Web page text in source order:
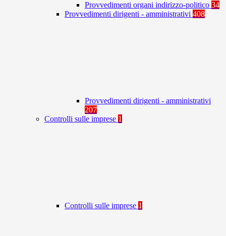
Provvedimenti organi indirizzo-politico 34
Provvedimenti dirigenti - amministrativi 408
Provvedimenti dirigenti - amministrativi
207
Controlli sulle imprese 1
Controlli sulle imprese 1